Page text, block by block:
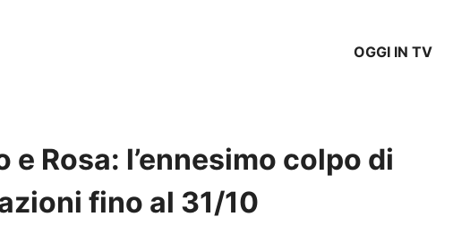
OGGI IN TV
e Rosa: l’ennesimo colpo di
fino al 31/10